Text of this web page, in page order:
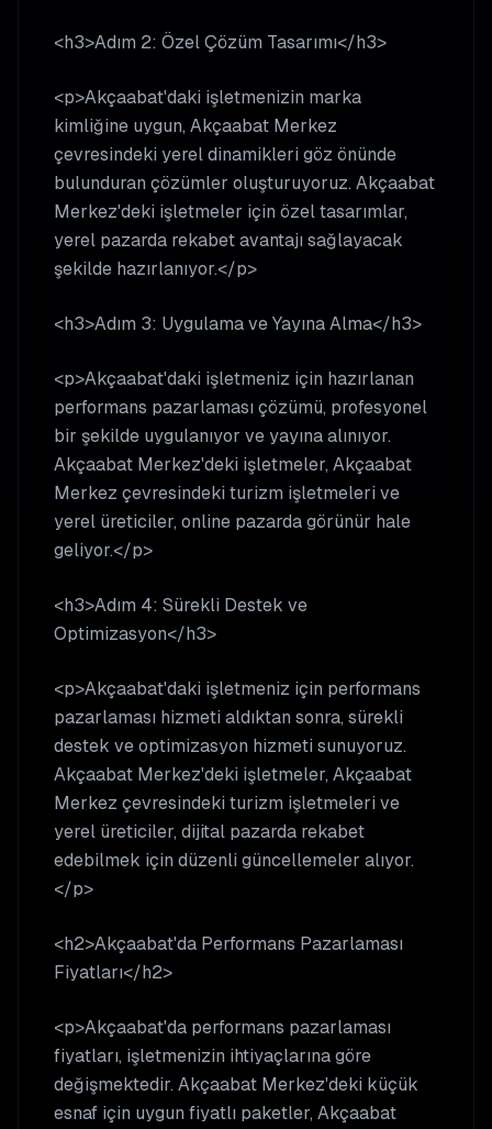
<h3>Adım 2: Özel Çözüm Tasarımı</h3>
<p>Akçaabat'daki işletmenizin marka
kimliğine uygun, Akçaabat Merkez
çevresindeki yerel dinamikleri göz önünde
bulunduran çözümler oluşturuyoruz. Akçaabat
Merkez'deki işletmeler için özel tasarımlar,
yerel pazarda rekabet avantajı sağlayacak
şekilde hazırlanıyor.</p>
<h3>Adım 3: Uygulama ve Yayına Alma</h3>
<p>Akçaabat'daki işletmeniz için hazırlanan
performans pazarlaması çözümü, profesyonel
bir şekilde uygulanıyor ve yayına alınıyor.
Akçaabat Merkez'deki işletmeler, Akçaabat
Merkez çevresindeki turizm işletmeleri ve
yerel üreticiler, online pazarda görünür hale
geliyor.</p>
<h3>Adım 4: Sürekli Destek ve
Optimizasyon</h3>
<p>Akçaabat'daki işletmeniz için performans
pazarlaması hizmeti aldıktan sonra, sürekli
destek ve optimizasyon hizmeti sunuyoruz.
Akçaabat Merkez'deki işletmeler, Akçaabat
Merkez çevresindeki turizm işletmeleri ve
yerel üreticiler, dijital pazarda rekabet
edebilmek için düzenli güncellemeler alıyor.
</p>
<h2>Akçaabat'da Performans Pazarlaması
Fiyatları</h2>
<p>Akçaabat'da performans pazarlaması
fiyatları, işletmenizin ihtiyaçlarına göre
değişmektedir. Akçaabat Merkez'deki küçük
esnaf için uygun fiyatlı paketler, Akçaabat